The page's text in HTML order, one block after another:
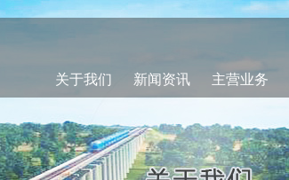
关于我们 新闻资讯 主营业务